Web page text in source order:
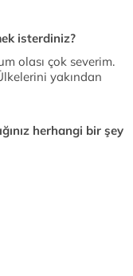
isterdiniz?
olası çok severim.
yakından
herhangi bir şey